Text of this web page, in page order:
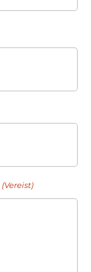
(Vereist)